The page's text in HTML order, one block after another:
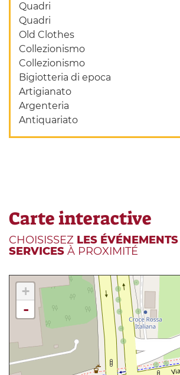
Quadri
Quadri
Old Clothes
Collezionismo
Collezionismo
Bigiotteria di epoca
Artigianato
Argenteria
Antiquariato
Carte interactive
CHOISISSEZ LES
SERVICES À PROXIMITÉ
+
-